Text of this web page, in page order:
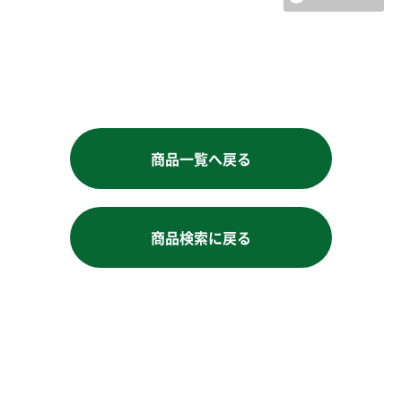
商品一覧へ戻る
商品検索に戻る